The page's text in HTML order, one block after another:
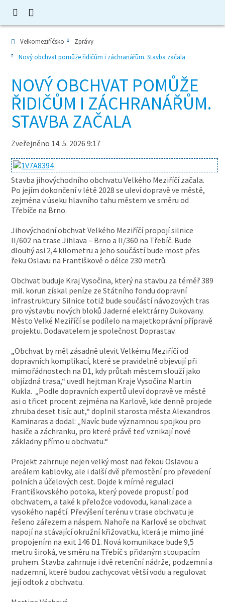
Velkomeziříčsko
Zprávy
Nový obchvat pomůže řidičům i záchranářům. Stavba začala
NOVÝ OBCHVAT POMŮŽE
ŘIDIČŮM I ZÁCHRANÁŘŮM.
STAVBA ZAČALA
Zveřejněno 14. 5. 2026 9:17
Stavba jihovýchodního obchvatu Velkého Meziříčí začala.
Po jejím dokončení v létě 2028 se uleví dopravě ve městě,
zejména v úseku hlavního tahu městem ve směru od
Třebíče na Brno.
Jihovýchodní obchvat Velkého Meziříčí propojí silnice
II/602 na trase Jihlava – Brno a II/360 na Třebíč. Bude
dlouhý asi 2,4 kilometru a jeho součástí bude most přes
řeku Oslavu na Františkově o délce 230 metrů.
Obchvat buduje Kraj Vysočina, který na stavbu za téměř 389
mil. korun získal peníze ze Státního fondu dopravní
infrastruktury. Silnice totiž bude součástí návozových tras
pro výstavbu nových bloků Jaderné elektrárny Dukovany.
Město Velké Meziříčí se podílelo na majetkoprávní přípravě
projektu. Dodavatelem je společnost Doprastav.
„Obchvat by měl zásadně ulevit Velkému Meziříčí od
dopravních komplikací, které se pravidelně objevují při
mimořádnostech na D1, kdy průtah městem slouží jako
objízdná trasa,“ uvedl hejtman Kraje Vysočina Martin
Kukla. „Podle dopravních expertů uleví dopravě ve městě
asi o třicet procent zejména na Karlově, kde denně projede
zhruba deset tisíc aut,“ doplnil starosta města Alexandros
Kaminaras a dodal: „Navíc bude významnou spojkou pro
hasiče a záchranku, pro které právě teď vznikají nové
základny přímo u obchvatu.“
Projekt zahrnuje nejen velký most nad řekou Oslavou a
areálem kablovky, ale i další dvě přemostění pro převedení
polních a účelových cest. Dojde k mírné regulaci
Františkovského potoka, který povede propustí pod
obchvatem, a také k přeložce vodovodu, kanalizace a
vysokého napětí. Převýšení terénu v trase obchvatu je
řešeno zářezem a náspem. Nahoře na Karlově se obchvat
napojí na stávající okružní křižovatku, která je mimo jiné
propojením na exit 146 D1. Nová komunikace bude 9,5
metru široká, ve směru na Třebíč s přidaným stoupacím
pruhem. Stavba zahrnuje i dvě retenční nádrže, podzemní a
nadzemní, které budou zachycovat větší vodu a regulovat
její odtok z obchvatu.